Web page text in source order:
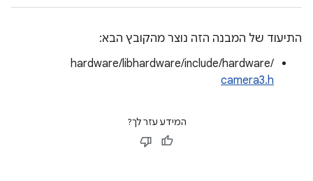
התיעוד של המבנה הזה נוצר מהקובץ הבא:
hardware/libhardware/include/hardware/
camera3.h
המידע עזר לך?